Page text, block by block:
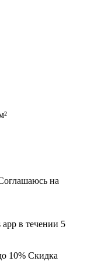
на
в течении 5
10% Скидка